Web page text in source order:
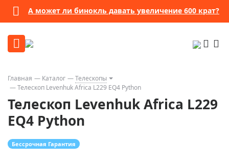
А может ли бинокль давать увеличение 600 крат?
Главная Каталог
Телескопы
Телескоп Levenhuk Africa L229 EQ4 Python
Телескоп Levenhuk Africa L229
EQ4 Python
Бессрочная Гарантия